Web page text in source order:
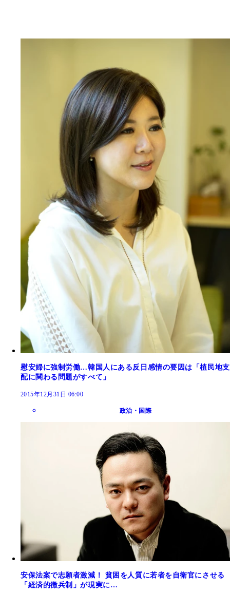
慰安婦に強制労働…韓国人にある反日感情の要因は「植民地支
配に関わる問題がすべて」
2015年12月31日 06:00
政治・国際
安保法案で志願者激減！ 貧困を人質に若者を自衛官にさせる
「経済的徴兵制」が現実に…